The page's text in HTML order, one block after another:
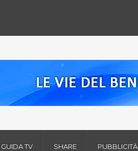
GUIDA TV SHARE PUBBLICITÀ